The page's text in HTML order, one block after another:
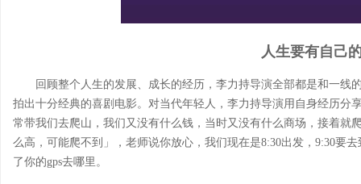
人生要有自己
回顾整个人生的发展、成长的经历，李力持导演全部都是和一线
拍出十分经典的喜剧电影。对当代年轻人，李力持导演用自身经历分
常带我们去爬山，我们又没有什么钱，当时又没有什么商场，接着就
么高，可能爬不到」，老师说你放心，我们现在是8:30出发，9:30要
了你的gps去哪里。